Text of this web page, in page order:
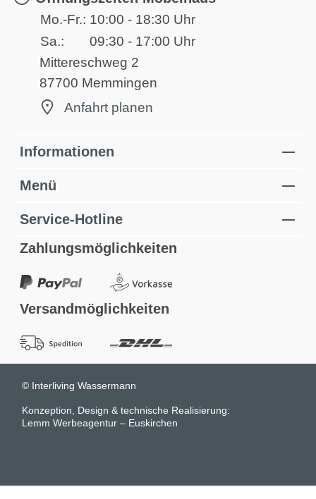
Mo.-Fr.: 10:00 - 18:30 Uhr
Sa.:
09:30 - 17:00 Uhr
Mittereschweg 2
87700 Memmingen
Anfahrt planen
Informationen
Menü
Service-Hotline
Zahlungsmöglichkeiten
Versandmöglichkeiten
© Interliving Wassermann
Konzeption, Design & technische Realisierung:
Lemm Werbeagentur – Euskirchen